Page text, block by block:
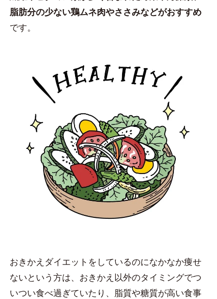
脂肪分の少ない鶏ムネ肉やささみなどがおすすめ
です。
おきかえダイエットをしているのになかなか痩せ
ないという方は、おきかえ以外のタイミングでつ
いつい食べ過ぎていたり、脂質や糖質が高い食事